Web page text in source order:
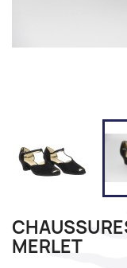
MERLET